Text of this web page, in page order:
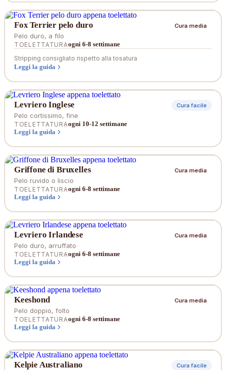
Fox Terrier pelo duro Cura media
Pelo duro, a filo
TOELETTATURAogni 6-8 settimane
Stripping consigliato rispetto alla tosatura
Leggi la guida
Levriero Inglese Cura facile
Pelo cortissimo, fine
TOELETTATURAogni 10-12 settimane
Leggi la guida
Griffone di Bruxelles Cura media
Pelo ruvido o liscio
TOELETTATURAogni 6-8 settimane
Leggi la guida
Levriero Irlandese Cura media
Pelo duro, arruffato
TOELETTATURAogni 6-8 settimane
Leggi la guida
Keeshond Cura media
Pelo doppio, folto
TOELETTATURAogni 6-8 settimane
Leggi la guida
Kelpie Australiano Cura facile